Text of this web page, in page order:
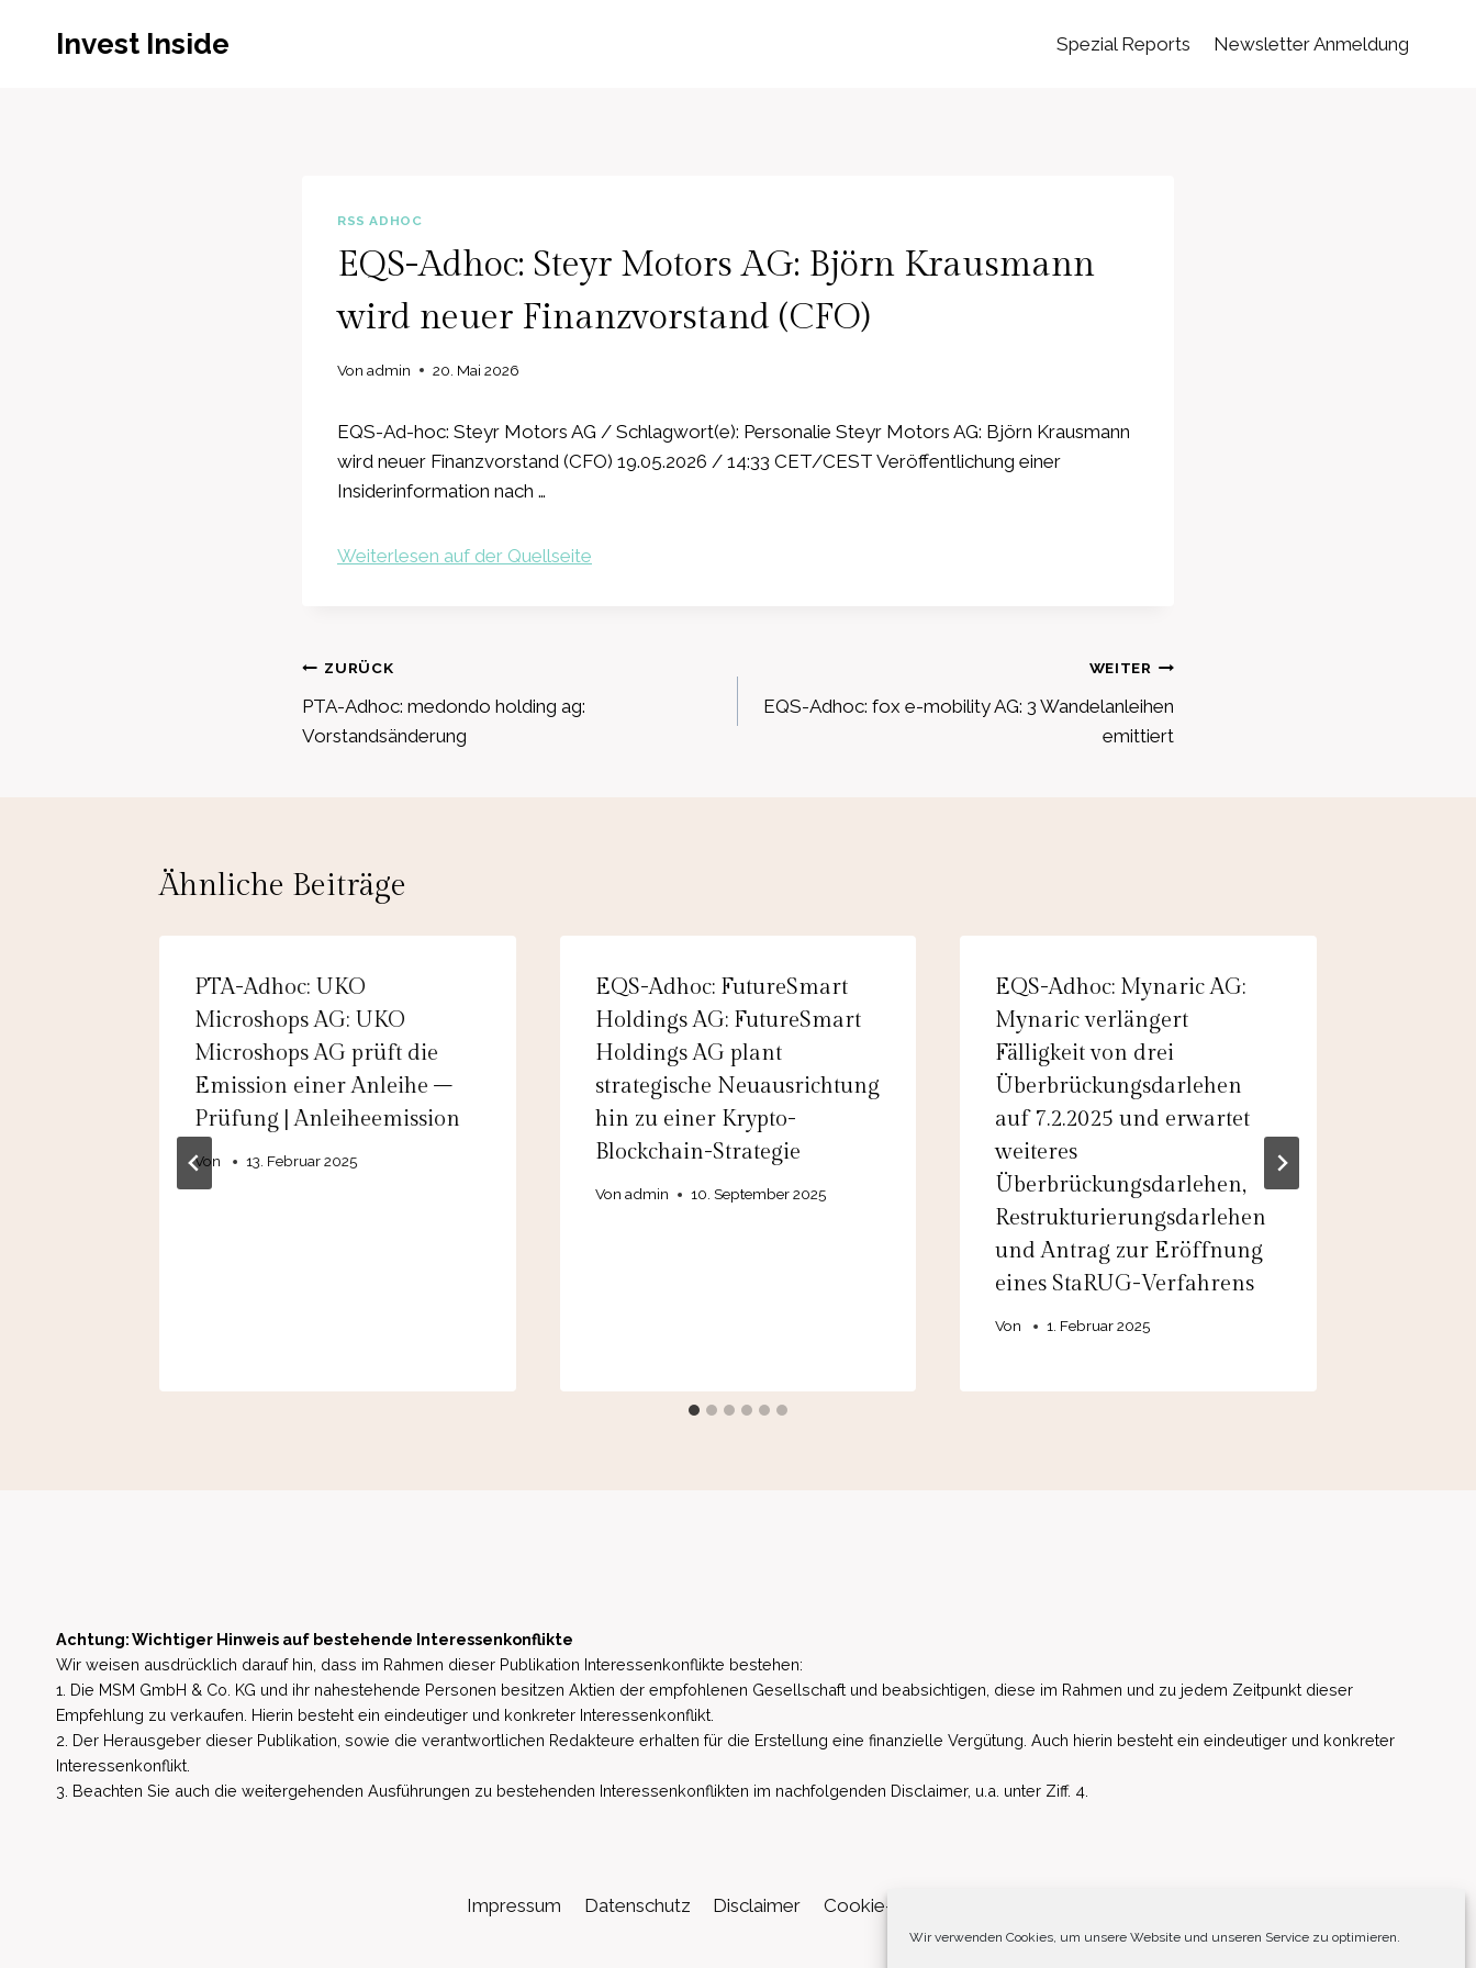
Wir verwenden Cookies, um unsere Website und unseren Service zu optimieren.
Invest Inside Spezial Reports Newsletter Anmeldung
RSS ADHOC
EQS-Adhoc: Steyr Motors AG: Björn Krausmann
wird neuer Finanzvorstand (CFO)
Von admin 20. Mai 2026
EQS-Ad-hoc: Steyr Motors AG / Schlagwort(e): Personalie Steyr Motors AG: Björn Krausmann
wird neuer Finanzvorstand (CFO) 19.05.2026 / 14:33 CET/CEST Veröffentlichung einer
Insiderinformation nach …
Weiterlesen auf der Quellseite
Beitragsnavigation
ZURÜCK
PTA-Adhoc: medondo holding ag:
Vorstandsänderung
WEITER
EQS-Adhoc: fox e-mobility AG: 3 Wandelanleihen
emittiert
Ähnliche Beiträge
PTA-Adhoc: UKO
Microshops AG: UKO
Microshops AG prüft die
Emission einer Anleihe –
Prüfung | Anleiheemission
Von 13. Februar 2025
EQS-Adhoc: FutureSmart
Holdings AG: FutureSmart
Holdings AG plant
strategische Neuausrichtung
hin zu einer Krypto-
Blockchain-Strategie
Von admin 10. September 2025
EQS-Adhoc: Mynaric AG:
Mynaric verlängert
Fälligkeit von drei
Überbrückungsdarlehen
auf 7.2.2025 und erwartet
weiteres
Überbrückungsdarlehen,
Restrukturierungsdarlehen
und Antrag zur Eröffnung
eines StaRUG-Verfahrens
Von 1. Februar 2025
Achtung: Wichtiger Hinweis auf bestehende Interessenkonflikte
Wir weisen ausdrücklich darauf hin, dass im Rahmen dieser Publikation Interessenkonflikte bestehen:
1. Die MSM GmbH & Co. KG und ihr nahestehende Personen besitzen Aktien der empfohlenen Gesellschaft und beabsichtigen, diese im Rahmen und zu jedem Zeitpunkt dieser
Empfehlung zu verkaufen. Hierin besteht ein eindeutiger und konkreter Interessenkonflikt.
2. Der Herausgeber dieser Publikation, sowie die verantwortlichen Redakteure erhalten für die Erstellung eine finanzielle Vergütung. Auch hierin besteht ein eindeutiger und konkreter
Interessenkonflikt.
3. Beachten Sie auch die weitergehenden Ausführungen zu bestehenden Interessenkonflikten im nachfolgenden Disclaimer, u.a. unter Ziff. 4.
Impressum Datenschutz Disclaimer Cookie-Richtlinie (EU)